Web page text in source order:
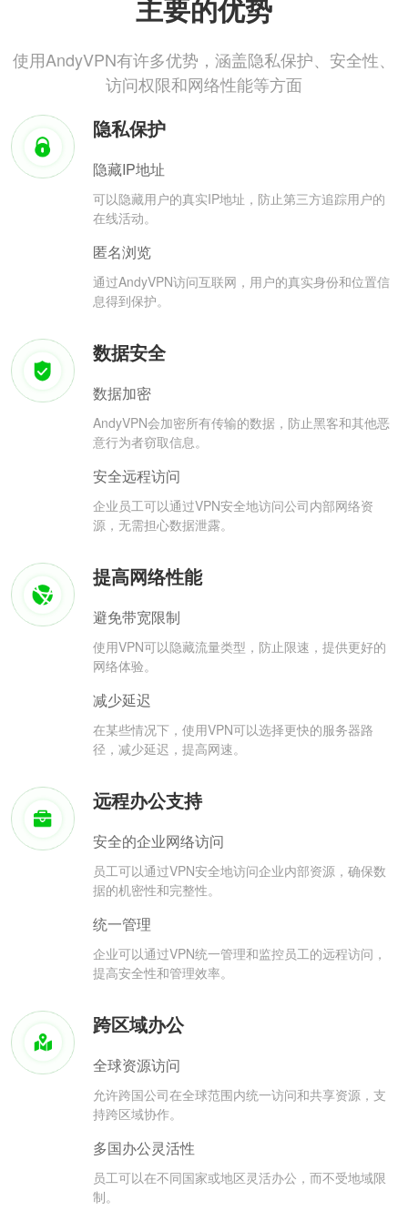
主要的优势
使用AndyVPN有许多优势，涵盖隐私保护、安全性、
访问权限和网络性能等方面
隐私保护
隐藏IP地址
可以隐藏用户的真实IP地址，防止第三方追踪用户的
在线活动。
匿名浏览
通过AndyVPN访问互联网，用户的真实身份和位置信
息得到保护。
数据安全
数据加密
AndyVPN会加密所有传输的数据，防止黑客和其他恶
意行为者窃取信息。
安全远程访问
企业员工可以通过VPN安全地访问公司内部网络资
源，无需担心数据泄露。
提高网络性能
避免带宽限制
使用VPN可以隐藏流量类型，防止限速，提供更好的
网络体验。
减少延迟
在某些情况下，使用VPN可以选择更快的服务器路
径，减少延迟，提高网速。
远程办公支持
安全的企业网络访问
员工可以通过VPN安全地访问企业内部资源，确保数
据的机密性和完整性。
统一管理
企业可以通过VPN统一管理和监控员工的远程访问，
提高安全性和管理效率。
跨区域办公
全球资源访问
允许跨国公司在全球范围内统一访问和共享资源，支
持跨区域协作。
多国办公灵活性
员工可以在不同国家或地区灵活办公，而不受地域限
制。